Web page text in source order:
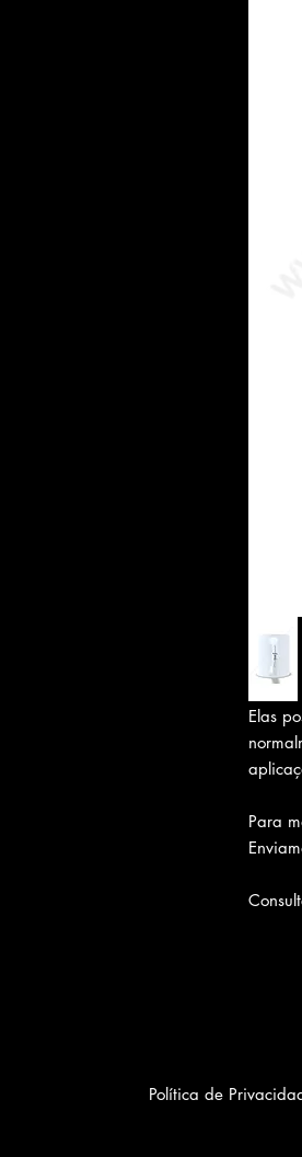
Elas
Para
Política de